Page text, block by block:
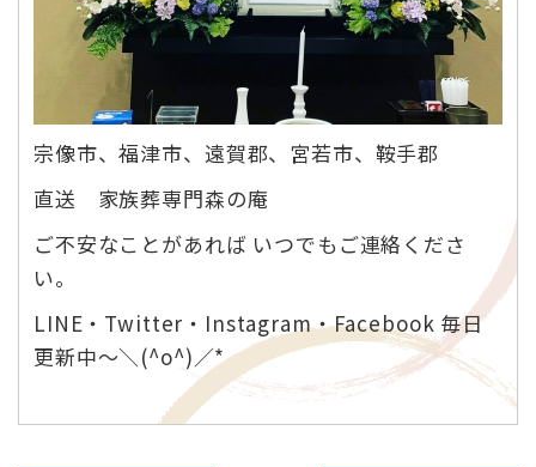
宗像市、福津市、遠賀郡、宮若市、鞍手郡
直送 家族葬専門森の庵
ご不安なことがあれば いつでもご連絡くださ
い。
LINE・Twitter・Instagram・Facebook 毎日
更新中～＼(^o^)／*